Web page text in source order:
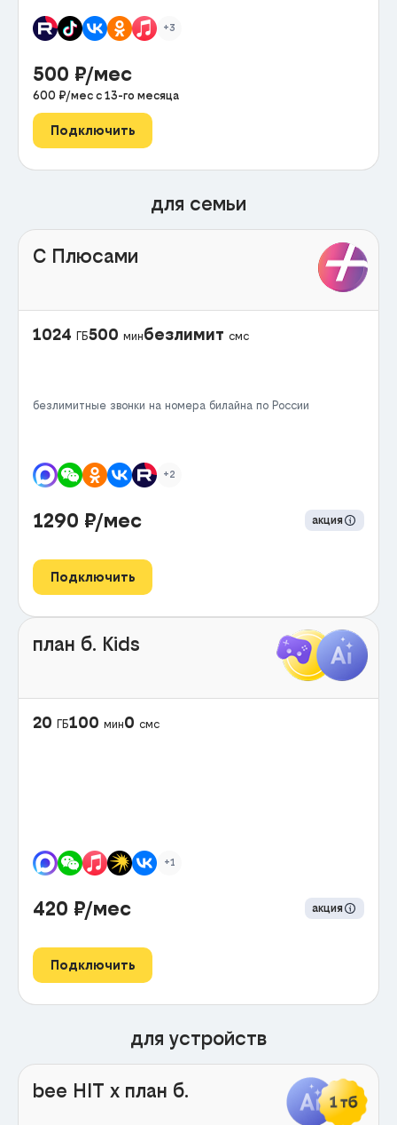
+3
500 ₽/мес
600 ₽/мес с 13-го месяца
Подключить
для семьи
С Плюсами
1024 ГБ500 минбезлимит смс
безлимитные звонки на номера билайна по России
+2
1290 ₽/мес акция
Подключить
план б. Kids
20 ГБ100 мин0 смс
+1
420 ₽/мес акция
Подключить
для устройств
bee HIT x план б.